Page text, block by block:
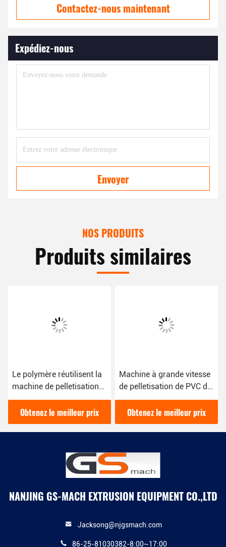
Contactez-nous maintenant
Expédiez-nous
Envoyer
NOS PRODUITS
Produits similaires
Le polymère réutilisent la
machine de pelletisation
d'animal familier,
réutilisant la machine en
plastique de granulatoire
Obtenez le meilleur prix
Machine à grande vitesse
de pelletisation de PVC de
mélangeur avec la
capacité de 500 - 600
kilogrammes/heure
Obtenez le meilleur prix
NANJING GS-MACH EXTRUSION EQUIPMENT CO.,LTD
Jacksong@njgsmach.com
86-25-81030382-8:00~17:00